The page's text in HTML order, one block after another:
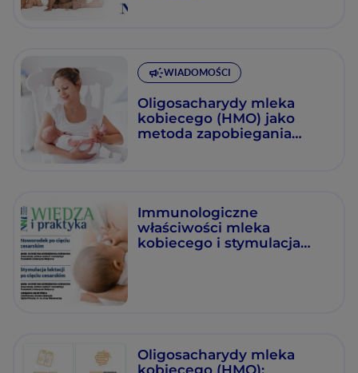
WIADOMOŚCI
Oligosacharydy mleka
kobiecego (HMO) jako
metoda zapobiegania
Immunologiczne
właściwości mleka
kobiecego i stymulacja
Oligosacharydy mleka